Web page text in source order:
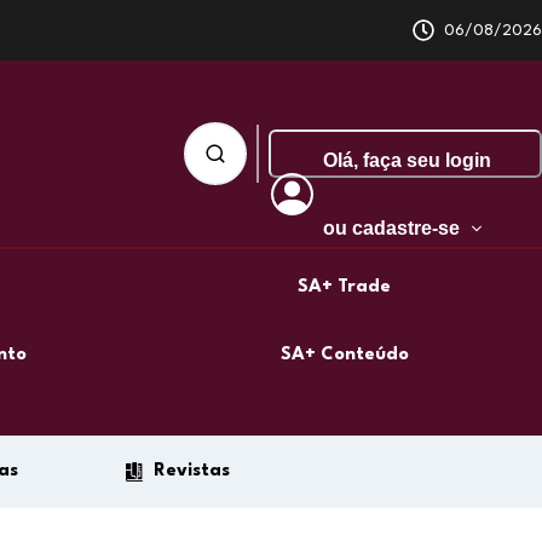
06/08/2026
Olá, faça seu login
ou cadastre-se
SA+ Trade
SA+ Conteúdo
Revistas